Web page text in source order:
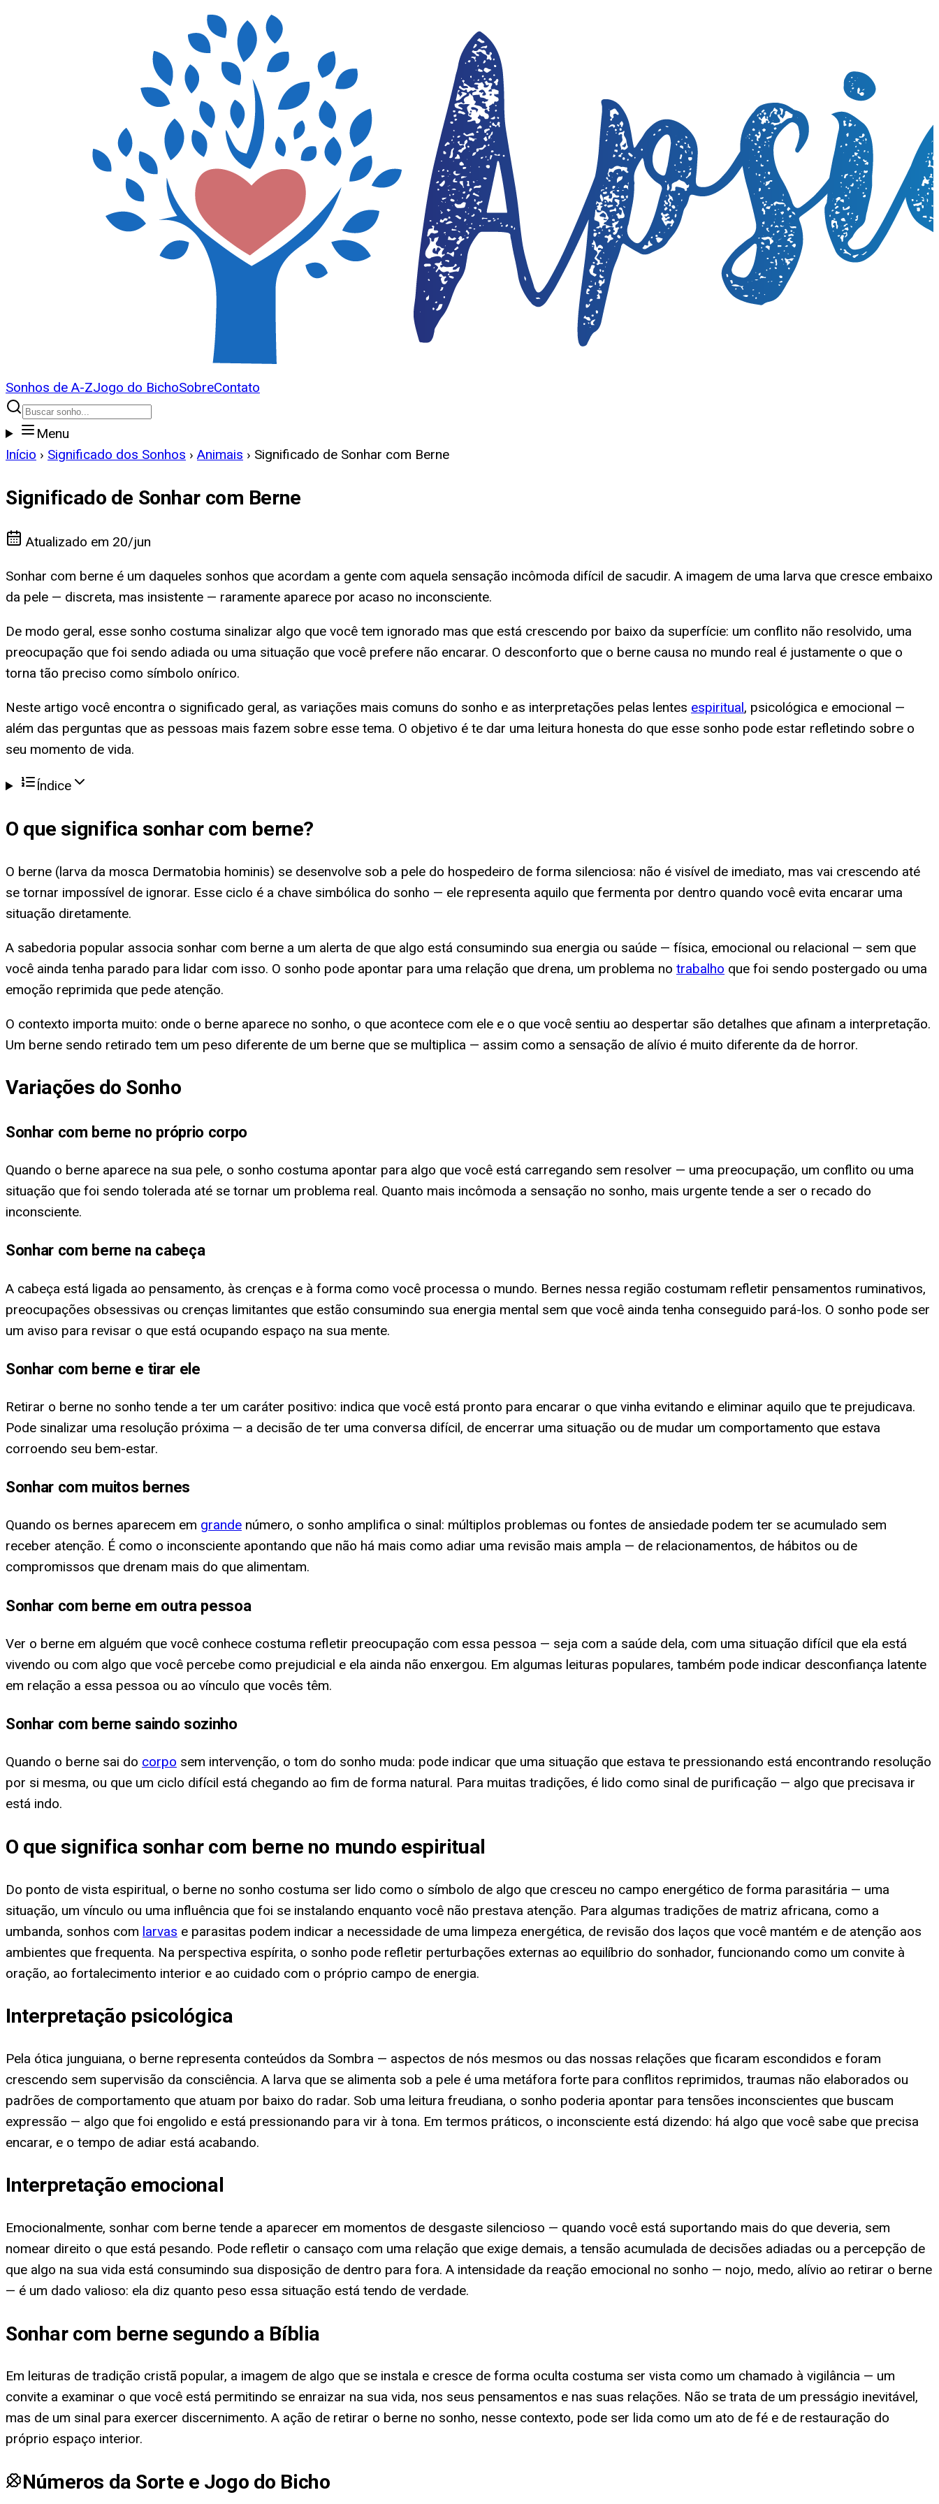
Sonhos de A-ZJogo do BichoSobreContato
Menu
Início › Significado dos Sonhos › Animais › Significado de Sonhar com Berne
Significado de Sonhar com Berne
Atualizado em 20/jun
Sonhar com berne é um daqueles sonhos que acordam a gente com aquela sensação incômoda difícil de sacudir. A imagem de uma larva que cresce embaixo
da pele — discreta, mas insistente — raramente aparece por acaso no inconsciente.
De modo geral, esse sonho costuma sinalizar algo que você tem ignorado mas que está crescendo por baixo da superfície: um conflito não resolvido, uma
preocupação que foi sendo adiada ou uma situação que você prefere não encarar. O desconforto que o berne causa no mundo real é justamente o que o
torna tão preciso como símbolo onírico.
Neste artigo você encontra o significado geral, as variações mais comuns do sonho e as interpretações pelas lentes espiritual, psicológica e emocional —
além das perguntas que as pessoas mais fazem sobre esse tema. O objetivo é te dar uma leitura honesta do que esse sonho pode estar refletindo sobre o
seu momento de vida.
Índice
O que significa sonhar com berne?
O berne (larva da mosca Dermatobia hominis) se desenvolve sob a pele do hospedeiro de forma silenciosa: não é visível de imediato, mas vai crescendo até
se tornar impossível de ignorar. Esse ciclo é a chave simbólica do sonho — ele representa aquilo que fermenta por dentro quando você evita encarar uma
situação diretamente.
A sabedoria popular associa sonhar com berne a um alerta de que algo está consumindo sua energia ou saúde — física, emocional ou relacional — sem que
você ainda tenha parado para lidar com isso. O sonho pode apontar para uma relação que drena, um problema no trabalho que foi sendo postergado ou uma
emoção reprimida que pede atenção.
O contexto importa muito: onde o berne aparece no sonho, o que acontece com ele e o que você sentiu ao despertar são detalhes que afinam a interpretação.
Um berne sendo retirado tem um peso diferente de um berne que se multiplica — assim como a sensação de alívio é muito diferente da de horror.
Variações do Sonho
Sonhar com berne no próprio corpo
Quando o berne aparece na sua pele, o sonho costuma apontar para algo que você está carregando sem resolver — uma preocupação, um conflito ou uma
situação que foi sendo tolerada até se tornar um problema real. Quanto mais incômoda a sensação no sonho, mais urgente tende a ser o recado do
inconsciente.
Sonhar com berne na cabeça
A cabeça está ligada ao pensamento, às crenças e à forma como você processa o mundo. Bernes nessa região costumam refletir pensamentos ruminativos,
preocupações obsessivas ou crenças limitantes que estão consumindo sua energia mental sem que você ainda tenha conseguido pará-los. O sonho pode ser
um aviso para revisar o que está ocupando espaço na sua mente.
Sonhar com berne e tirar ele
Retirar o berne no sonho tende a ter um caráter positivo: indica que você está pronto para encarar o que vinha evitando e eliminar aquilo que te prejudicava.
Pode sinalizar uma resolução próxima — a decisão de ter uma conversa difícil, de encerrar uma situação ou de mudar um comportamento que estava
corroendo seu bem-estar.
Sonhar com muitos bernes
Quando os bernes aparecem em grande número, o sonho amplifica o sinal: múltiplos problemas ou fontes de ansiedade podem ter se acumulado sem
receber atenção. É como o inconsciente apontando que não há mais como adiar uma revisão mais ampla — de relacionamentos, de hábitos ou de
compromissos que drenam mais do que alimentam.
Sonhar com berne em outra pessoa
Ver o berne em alguém que você conhece costuma refletir preocupação com essa pessoa — seja com a saúde dela, com uma situação difícil que ela está
vivendo ou com algo que você percebe como prejudicial e ela ainda não enxergou. Em algumas leituras populares, também pode indicar desconfiança latente
em relação a essa pessoa ou ao vínculo que vocês têm.
Sonhar com berne saindo sozinho
Quando o berne sai do corpo sem intervenção, o tom do sonho muda: pode indicar que uma situação que estava te pressionando está encontrando resolução
por si mesma, ou que um ciclo difícil está chegando ao fim de forma natural. Para muitas tradições, é lido como sinal de purificação — algo que precisava ir
está indo.
O que significa sonhar com berne no mundo espiritual
Do ponto de vista espiritual, o berne no sonho costuma ser lido como o símbolo de algo que cresceu no campo energético de forma parasitária — uma
situação, um vínculo ou uma influência que foi se instalando enquanto você não prestava atenção. Para algumas tradições de matriz africana, como a
umbanda, sonhos com larvas e parasitas podem indicar a necessidade de uma limpeza energética, de revisão dos laços que você mantém e de atenção aos
ambientes que frequenta. Na perspectiva espírita, o sonho pode refletir perturbações externas ao equilíbrio do sonhador, funcionando como um convite à
oração, ao fortalecimento interior e ao cuidado com o próprio campo de energia.
Interpretação psicológica
Pela ótica junguiana, o berne representa conteúdos da Sombra — aspectos de nós mesmos ou das nossas relações que ficaram escondidos e foram
crescendo sem supervisão da consciência. A larva que se alimenta sob a pele é uma metáfora forte para conflitos reprimidos, traumas não elaborados ou
padrões de comportamento que atuam por baixo do radar. Sob uma leitura freudiana, o sonho poderia apontar para tensões inconscientes que buscam
expressão — algo que foi engolido e está pressionando para vir à tona. Em termos práticos, o inconsciente está dizendo: há algo que você sabe que precisa
encarar, e o tempo de adiar está acabando.
Interpretação emocional
Emocionalmente, sonhar com berne tende a aparecer em momentos de desgaste silencioso — quando você está suportando mais do que deveria, sem
nomear direito o que está pesando. Pode refletir o cansaço com uma relação que exige demais, a tensão acumulada de decisões adiadas ou a percepção de
que algo na sua vida está consumindo sua disposição de dentro para fora. A intensidade da reação emocional no sonho — nojo, medo, alívio ao retirar o berne
— é um dado valioso: ela diz quanto peso essa situação está tendo de verdade.
Sonhar com berne segundo a Bíblia
Em leituras de tradição cristã popular, a imagem de algo que se instala e cresce de forma oculta costuma ser vista como um chamado à vigilância — um
convite a examinar o que você está permitindo se enraizar na sua vida, nos seus pensamentos e nas suas relações. Não se trata de um presságio inevitável,
mas de um sinal para exercer discernimento. A ação de retirar o berne no sonho, nesse contexto, pode ser lida como um ato de fé e de restauração do
próprio espaço interior.
Números da Sorte e Jogo do Bicho